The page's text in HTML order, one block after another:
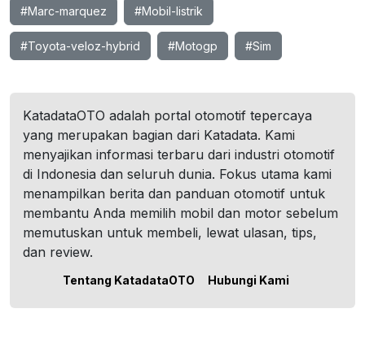
#Marc-marquez #Mobil-listrik
#Toyota-veloz-hybrid #Motogp #Sim
KatadataOTO adalah portal otomotif tepercaya
yang merupakan bagian dari Katadata. Kami
menyajikan informasi terbaru dari industri otomotif
di Indonesia dan seluruh dunia. Fokus utama kami
menampilkan berita dan panduan otomotif untuk
membantu Anda memilih mobil dan motor sebelum
memutuskan untuk membeli, lewat ulasan, tips,
dan review.
Tentang KatadataOTO Hubungi Kami